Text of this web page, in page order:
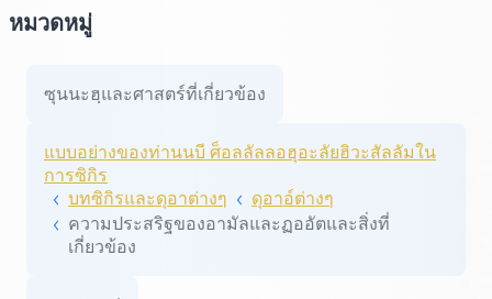
หมวดหมู่
ซุนนะฮฺและศาสตร์ที่เกี่ยวข้อง
แบบอย่างของท่านนบี ศ็อลลัลลอฮุอะลัยฮิวะสัลลัมใน
การซิกิร
บทซิกิรและดุอาต่างๆ ดุอาอ์ต่างๆ
ความประสริฐของอามัลและฏออัตและสิ่งที่
เกี่ยวข้อง